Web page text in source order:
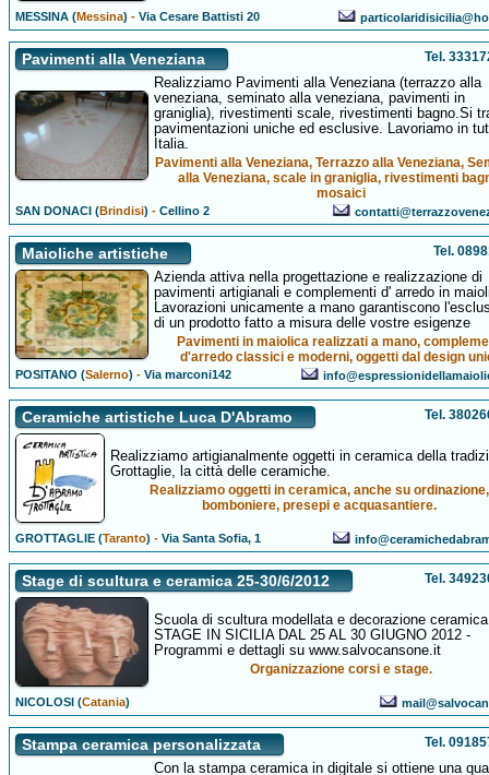
MESSINA (Messina) -Via Cesare Battisti 20
Pavimenti alla Veneziana Tel.
Realizziamo Pavimenti alla Veneziana (terrazzo alla
veneziana, seminato alla veneziana, pavimenti in
graniglia), rivestimenti scale, rivestimenti bagno.Si
pavimentazioni uniche ed esclusive. Lavoriamo in
Italia.
Pavimenti alla Veneziana, Terrazzo alla Veneziana,
alla Veneziana, scale in graniglia, rivestimenti
mosaici
SAN DONACI (Brindisi) -Cellino 2
Maioliche artistiche Tel.
Azienda attiva nella progettazione e realizzazione di
pavimenti artigianali e complementi d' arredo in
Lavorazioni unicamente a mano garantiscono
di un prodotto fatto a misura delle vostre esigenze
Pavimenti in maiolica realizzati a mano,
d'arredo classici e moderni, oggetti dal design
POSITANO (Salerno) -Via marconi142
Ceramiche artistiche Luca D'Abramo Tel.
Realizziamo artigianalmente oggetti in ceramica della
Grottaglie, la città delle ceramiche.
Realizziamo oggetti in ceramica, anche su ordinazione,
bomboniere, presepi e acquasantiere.
GROTTAGLIE (Taranto) -Via Santa Sofia, 1
Stage di scultura e ceramica 25-30/6/2012 Tel.
Scuola di scultura modellata e decorazione
STAGE IN SICILIA DAL 25 AL 30 GIUGNO 2012 -
Programmi e dettagli su www.salvocansone.it
Organizzazione corsi e stage.
NICOLOSI (Catania)
Stampa ceramica personalizzata Tel.
Con la stampa ceramica in digitale si ottiene una